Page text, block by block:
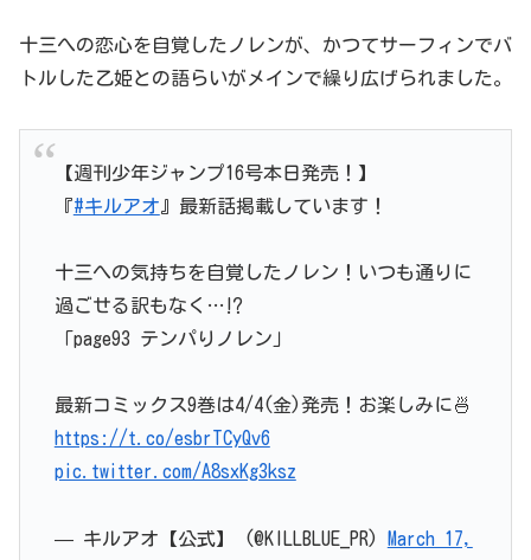
十三への恋心を自覚したノレンが、かつてサーフィンでバ
トルした乙姫との語らいがメインで繰り広げられました。
【週刊少年ジャンプ16号本日発売！】
『#キルアオ 』最新話掲載しています！
十三への気持ちを自覚したノレン！いつも通りに
過ごせる訳もなく…⁉️
「page93 テンパりノレン」
最新コミックス9巻は4/4(金)発売！お楽しみに🍜
https://t.co/esbrTCyQv6
pic.twitter.com/A8sxKg3ksz
— キルアオ【公式】 (@KILLBLUE_PR)
March 17,